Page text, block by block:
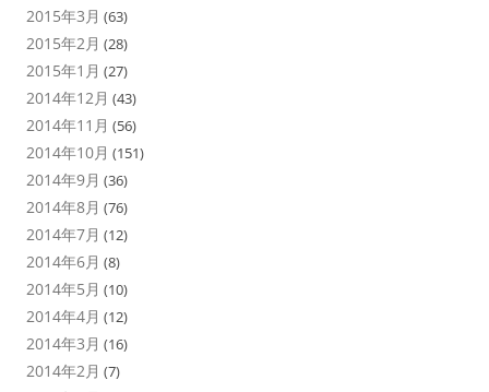
2015年3月 (63)
2015年2月 (28)
2015年1月 (27)
2014年12月 (43)
2014年11月 (56)
2014年10月 (151)
2014年9月 (36)
2014年8月 (76)
2014年7月 (12)
2014年6月 (8)
2014年5月 (10)
2014年4月 (12)
2014年3月 (16)
2014年2月 (7)